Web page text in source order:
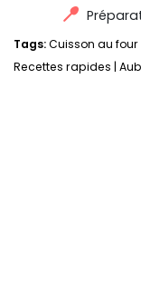
Tags:Cuisson au four
Recettes rapides